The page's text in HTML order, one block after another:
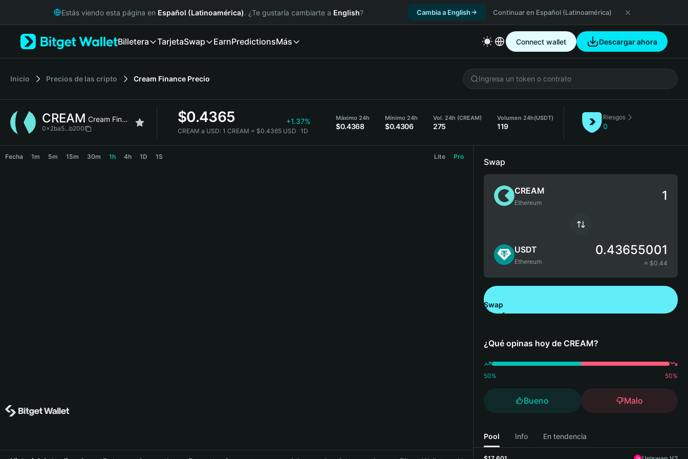
Русский
Italiano
简体中文
繁體中文
Bahasa Indonesia
Estás viendo esta página en Español (Latinoamérica). ¿Te gustaría cambiarte a English? Cambia a English Continuar en Español (Latinoamérica)
Billetera TarjetaSwap EarnPredictionsMás Connect wallet Descargar ahora
Inicio Precios de las cripto Cream Finance Precio
CREAM Cream Finance
0x2ba5...b200
$0.4365 +1.37%
CREAM a USD: 1 CREAM = $0.4365 USD 1D
Máximo 24h
$0.4368
Mínimo 24h
$0.4306
Vol. 24h (CREAM)
275
Volumen 24h(USDT)
119
Riesgos
0
Fecha 1m 5m 15m 30m 1h 4h 1D 1S Lite Pro
Swap
CREAM
Ethereum
USDT
Ethereum
0.43655001
≈ $0.44
Swap
¿Qué opinas hoy de CREAM?
50% 50%
Bueno Malo
Pool Info En tendencia